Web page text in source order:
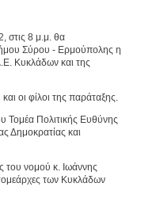
στις 8 μ.μ. θα
Σύρου - Ερμούπολης η
Κυκλάδων και της
οι φίλοι της παράταξης.
Τομέα Πολιτικής Ευθύνης
Δημοκρατίας και
του νομού κ. Ιωάννης
των Κυκλάδων